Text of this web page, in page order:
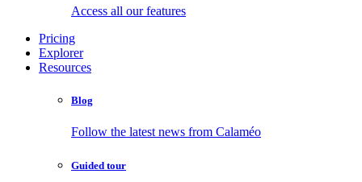
Access all our features
Pricing
Explorer
Resources
Blog
Follow the latest news from Calaméo
Guided tour